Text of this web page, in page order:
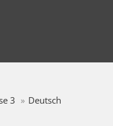
3
Deutsch